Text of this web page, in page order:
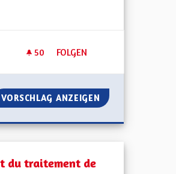
50 50 FOLLOWER
FOLGEN
PROTECTION CONTRE LES
VORSCHLAG ANZEIGEN PROTECTION
du traitement de